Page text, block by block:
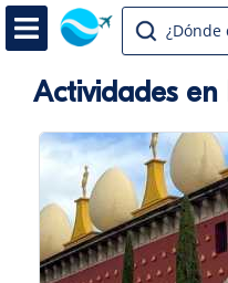
¿Dónde
Actividades en